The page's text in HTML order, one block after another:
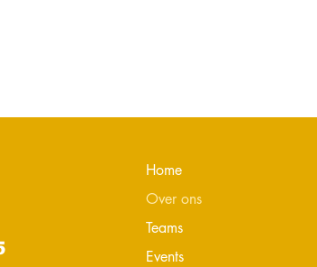
Home
Over ons
Teams
Events